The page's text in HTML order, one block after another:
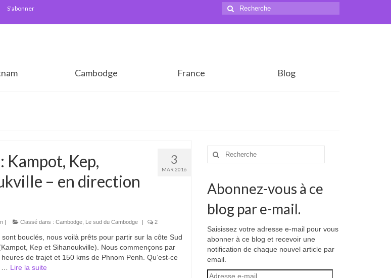
S’abonner
Rechercher
:
Cambodge France Blog
3
MAR 2016
Kampot, Kep,
– en direction
| Classé dans : Cambodge, Le sud du Cambodge | 2
sont bouclés, nous voilà prêts pour partir sur la côte Sud
Kep et Sihanoukville). Nous commençons par
de trajet et 150 kms de Phnom Penh. Qu’est-ce
… Lire la suite­­
Rechercher
Abonnez-vous à ce
blog par e-mail.
Saisissez votre adresse e-mail pour vous
abonner à ce blog et recevoir une
notification de chaque nouvel article par
email.
Adresse